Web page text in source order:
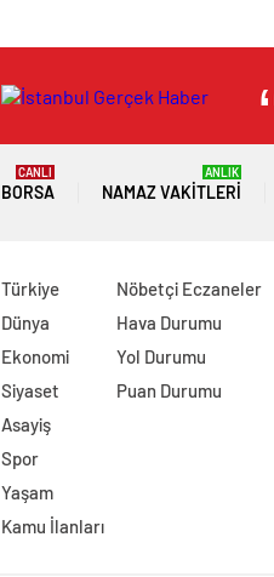
BORSA
CANLI
NAMAZ VAKITLERI
ANLIK
Türkiye
Dünya
Ekonomi
Siyaset
Asayiş
Spor
Yaşam
Kamu İlanları
Nöbetçi Eczaneler
Hava Durumu
Yol Durumu
Puan Durumu